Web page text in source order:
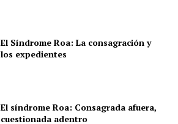
El Síndrome Roa: La consagración y
los expedientes
El síndrome Roa: Consagrada afuera,
cuestionada adentro